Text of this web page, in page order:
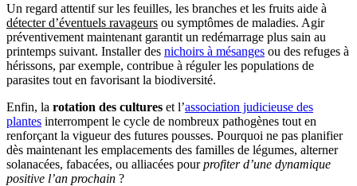
Un regard attentif sur les feuilles, les branches et les fruits aide à
détecter d’éventuels ravageurs ou symptômes de maladies. Agir
préventivement maintenant garantit un redémarrage plus sain au
printemps suivant. Installer des nichoirs à mésanges ou des refuges à
hérissons, par exemple, contribue à réguler les populations de
parasites tout en favorisant la biodiversité.
Enfin, la rotation des cultures et l’association judicieuse des
plantes interrompent le cycle de nombreux pathogènes tout en
renforçant la vigueur des futures pousses. Pourquoi ne pas planifier
dès maintenant les emplacements des familles de légumes, alterner
solanacées, fabacées, ou alliacées pourprofiter d’une dynamique
positive l’an prochain ?